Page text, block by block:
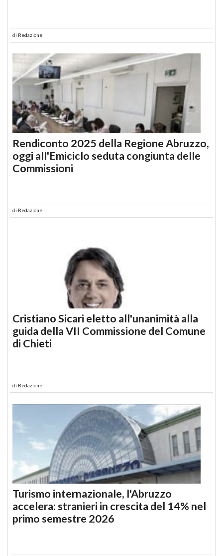
di Redazione
Rendiconto 2025 della Regione Abruzzo,
oggi all'Emiciclo seduta congiunta delle
Commissioni
di Redazione
Cristiano Sicari eletto all'unanimità alla
guida della VII Commissione del Comune
di Chieti
di Redazione
Turismo internazionale, l'Abruzzo
accelera: stranieri in crescita del 14% nel
primo semestre 2026